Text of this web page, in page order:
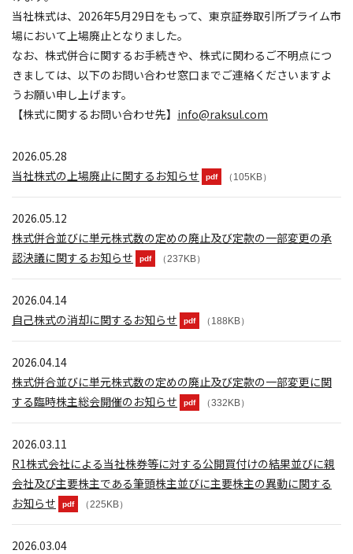
当社株式は、2026年5月29日をもって、東京証券取引所プライム市
場において上場廃止となりました。
なお、株式併合に関するお手続きや、株式に関わるご不明点につ
きましては、以下のお問い合わせ窓口までご連絡くださいますよ
うお願い申し上げます。
【株式に関するお問い合わせ先】 info@raksul.com
2026.05.28
当社株式の上場廃止に関するお知らせ
pdf （105KB）
2026.05.12
株式併合並びに単元株式数の定めの廃止及び定款の一部変更の承
認決議に関するお知らせ
pdf （237KB）
2026.04.14
自己株式の消却に関するお知らせ
pdf （188KB）
2026.04.14
株式併合並びに単元株式数の定めの廃止及び定款の一部変更に関
する臨時株主総会開催のお知らせ
pdf （332KB）
2026.03.11
R1株式会社による当社株券等に対する公開買付けの結果並びに親
会社及び主要株主である筆頭株主並びに主要株主の異動に関する
お知らせ
pdf （225KB）
2026.03.04